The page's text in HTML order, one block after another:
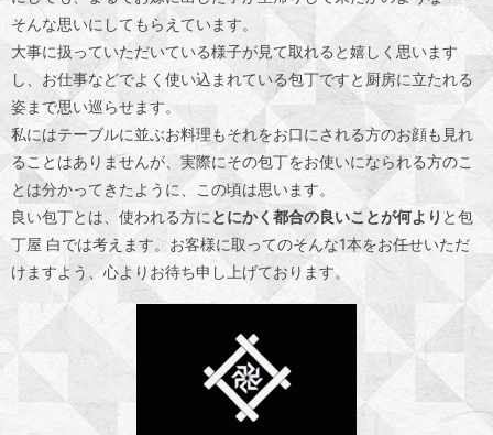
そんな思いにしてもらえています。
大事に扱っていただいている様子が見て取れると嬉しく思います
し、お仕事などでよく使い込まれている包丁ですと厨房に立たれる
姿まで思い巡らせます。
私にはテーブルに並ぶお料理もそれをお口にされる方のお顔も見れ
ることはありませんが、実際にその包丁をお使いになられる方のこ
とは分かってきたように、この頃は思います。
良い包丁とは、使われる方に とにかく都合の良いことが何より と包
丁屋 白では考えます。お客様に取ってのそんな1本をお任せいただ
けますよう、心よりお待ち申し上げております。